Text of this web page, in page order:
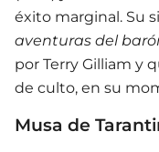
éxito marginal. Su
aventuras del
por Terry Gilliam y
de culto, en su
Musa de